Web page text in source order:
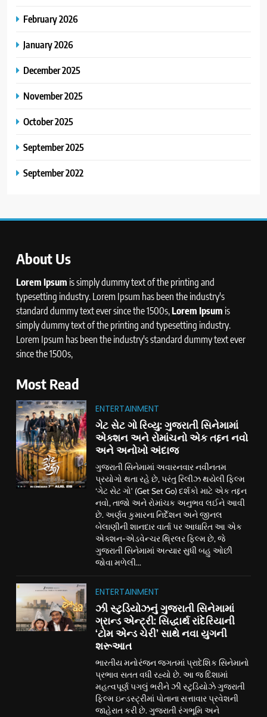
February 2026
January 2026
December 2025
November 2025
October 2025
September 2025
September 2022
About Us
Lorem Ipsum is simply dummy text of the printing and
typesetting industry. Lorem Ipsum has been the industry's
standard dummy text ever since the 1500s,Lorem Ipsum is
simply dummy text of the printing and typesetting industry.
Lorem Ipsum has been the industry's standard dummy text ever
since the 1500s,
Most Read
ENTERTAINMENT
ગેટ સેટ ગો રિવ્યુ: ગુજરાતી સિનેમામાં
એક્શન અને રોમાંચનો એક તદ્દન નવો
અને અનોખો અંદાજ
ગુજરાતી સિનેમામાં અવારનવાર નવીનતમ
પ્રયોગો થતા રહે છે, પરંતુ રિલીઝ થયેલી ફિલ્મ
‘ગેટ સેટ ગો’ (Get Set Go) દર્શકો માટે એક તદ્દન
નવો, તાજો અને રોમાંચક અનુભવ લઈને આવી
છે. અર્ણવ કુમારના નિર્દેશન અને જીનલ
બેલાણીની શાનદાર વાર્તા પર આધારિત આ એક
એક્શન-એડવેન્ચર થ્રિલર ફિલ્મ છે, જે
ગુજરાતી સિનેમામાં અત્યાર સુધી બહુ ઓછી
જોવા મળેલી...
ENTERTAINMENT
ઝી સ્ટુડિયોઝનું ગુજરાતી સિનેમામાં
ગ્રાન્ડ એન્ટ્રી: સિદ્ધાર્થ રાંદેરિયાની
‘ટોમ એન્ડ ચેરી’ સાથે નવા યુગની
શરૂઆત
ભારતીય મનોરંજન જગતમાં પ્રાદેશિક સિનેમાનો
પ્રભાવ સતત વધી રહ્યો છે. આ જ દિશામાં
મહત્વપૂર્ણ પગલું ભરીને ઝી સ્ટુડિયોઝે ગુજરાતી
ફિલ્મ ઇન્ડસ્ટ્રીમાં પોતાના સત્તાવાર પ્રવેશની
જાહેરાત કરી છે. ગુજરાતી રંગભૂમિ અને